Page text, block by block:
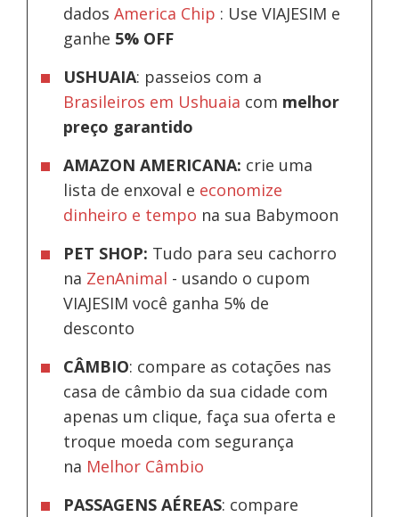
dadosAmerica Chip : Use VIAJESIM e
ganhe 5% OFF
USHUAIA: passeios com a
Brasileiros em Ushuaia com melhor
preço garantido
AMAZON AMERICANA: crie uma
lista de enxoval e economize
dinheiro e tempo na sua Babymoon
PET SHOP: Tudo para seu cachorro
na ZenAnimal - usando o cupom
VIAJESIM você ganha 5% de
desconto
CÂMBIO: compare as cotações nas
casa de câmbio da sua cidade com
apenas um clique, faça sua oferta e
troque moeda com segurança
na Melhor Câmbio
PASSAGENS AÉREAS: compare